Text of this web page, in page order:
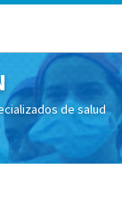
de salud